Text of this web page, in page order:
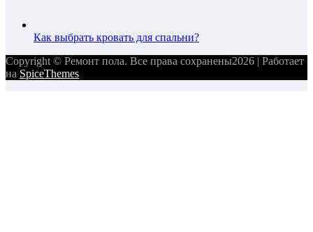
Как выбрать кровать для спальни?
Copyright © Ремонт пола. Все права сохранены2026 | Работает
на SpiceThemes